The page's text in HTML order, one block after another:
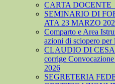
CARTA
SEMINARIO DI
ATA 23 MARZO
Comparto e Area
azioni di sciopero per
CLAUDIO DI
corrige
2026
SEGRETERIA